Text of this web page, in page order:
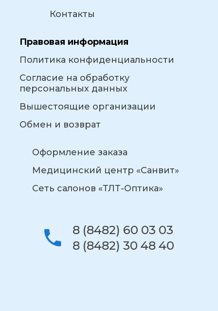
Контакты
Правовая информация
Политика конфиденциальности
Согласие на обработку
персональных данных
Вышестоящие организации
Обмен и возврат
Оформление заказа
Медицинский центр «Санвит»
Сеть салонов «ТЛТ-Оптика»
8 (8482) 60 03 03
8 (8482) 30 48 40